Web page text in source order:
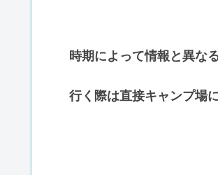
時期によって情報と異な
行く際は直接キャンプ場